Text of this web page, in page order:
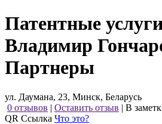
Патентные
Владимир
Партнеры
ул. Даумана, 23, Минск, Беларусь
0 отзывов | Оставить отзыв | В
QR Ссылка Что это?